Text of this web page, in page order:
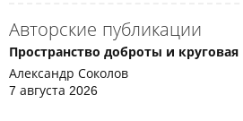
Авторские публикации
Пространство доброты и
Александр Соколов
7 августа 2026